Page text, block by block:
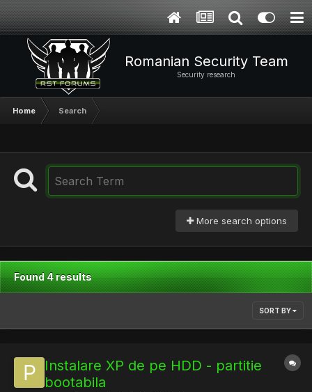
Romanian Security Team
Security research
Home Search
More search options
Found 4 results
SORT BY
Instalare XP de pe HDD - partitie
bootabila